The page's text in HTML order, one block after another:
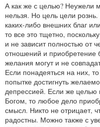
А как же с целью? Неужели
нельзя. Но цель цели
каких-либо внешних благ
то все это тщетно,
и не зависит полностью от
отношений и приобретение
желания могут и не
Если понадеяться на них,
попытке достигнуть
депрессией. Если же целью
Богом, то любое дело
смысл. Никто не отрицает,
радостны. Можно также с